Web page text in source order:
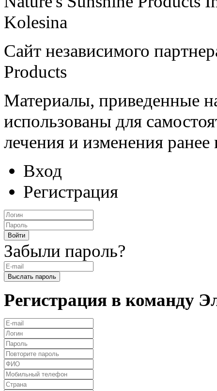
Kolesina
Сайт независимого
Products
Материалы, приведенные
использованы для
лечения и изменения
Вход
Регистрация
Забыли пароль?
Регистрация в команду